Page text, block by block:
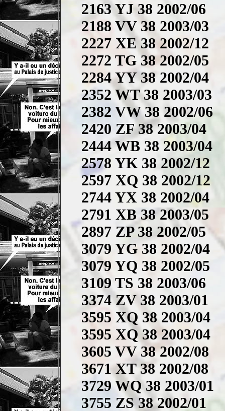
2163 YJ 38 2002/06
2188 VV 38 2003/03
2227 XE 38 2002/12
2272 TG 38 2002/05
2284 YY 38 2002/04
2352 WT 38 2003/03
2382 VW 38 2002/06
2420 ZF 38 2003/04
2444 WB 38 2003/04
2578 YK 38 2002/12
2597 XQ 38 2002/12
2744 YX 38 2002/04
2791 XB 38 2003/05
2897 ZP 38 2002/05
3079 YG 38 2002/04
3079 YQ 38 2002/05
3109 TS 38 2003/06
3374 ZV 38 2003/01
3595 XQ 38 2003/04
3595 XQ 38 2003/04
3605 VV 38 2002/08
3671 XT 38 2002/08
3729 WQ 38 2003/01
3755 ZS 38 2002/01